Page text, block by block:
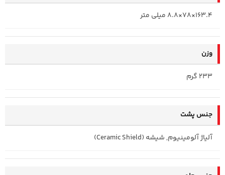
163.4×78×8.8 میلی متر
وزن
233 گرم
جنس پشت
آلیاژ آلومینیوم, شیشه (Ceramic Shield)